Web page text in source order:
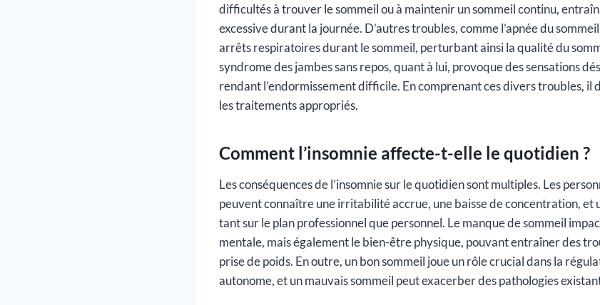
difficultés à trouver le sommeil ou à maintenir un sommeil continu,
excessive durant la journée. D’autres troubles, comme l’apnée du
arrêts respiratoires durant le sommeil, perturbant ainsi la qualité du
syndrome des jambes sans repos, quant à lui, provoque des sensations
rendant l’endormissement difficile. En comprenant ces divers troubles, il
les traitements appropriés.
Comment l’insomnie affecte-t-elle le quotidien ?
Les conséquences de l’insomnie sur le quotidien sont multiples. Les
peuvent connaître une irritabilité accrue, une baisse de concentration, et
tant sur le plan professionnel que personnel. Le manque de sommeil
mentale, mais également le bien-être physique, pouvant entraîner des
prise de poids. En outre, un bon sommeil joue un rôle crucial dans la
autonome, et un mauvais sommeil peut exacerber des pathologies